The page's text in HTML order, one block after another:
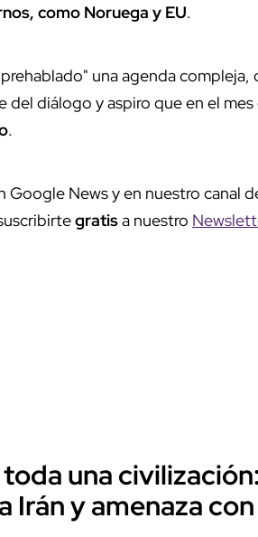
como Noruega y EU.
una agenda compleja,
del diálogo y aspiro que en el
.
Google News y en nuestro canal
gratisa nuestro
una
Irán y amenaza